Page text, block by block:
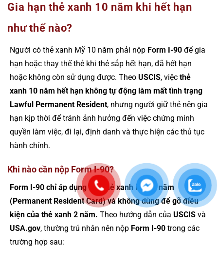
Gia hạn thẻ xanh 10 năm khi hết hạn
như thế nào?
Người có thẻ xanh Mỹ 10 năm phải nộp Form I-90 để gia
hạn hoặc thay thế thẻ khi thẻ sắp hết hạn, đã hết hạn
hoặc không còn sử dụng được. Theo USCIS, việc thẻ
xanh 10 năm hết hạn không tự động làm mất tình trạng
Lawful Permanent Resident, nhưng người giữ thẻ nên gia
hạn kịp thời để tránh ảnh hưởng đến việc chứng minh
quyền làm việc, đi lại, định danh và thực hiện các thủ tục
hành chính.
Khi nào cần nộp Form I-90?
Form I-90 chỉ áp dụng cho thẻ xanh Mỹ 10 năm
(Permanent Resident Card) và không dùng để gỡ điều
kiện của thẻ xanh 2 năm. Theo hướng dẫn của USCIS và
USA.gov, thường trú nhân nên nộp Form I-90 trong các
trường hợp sau: